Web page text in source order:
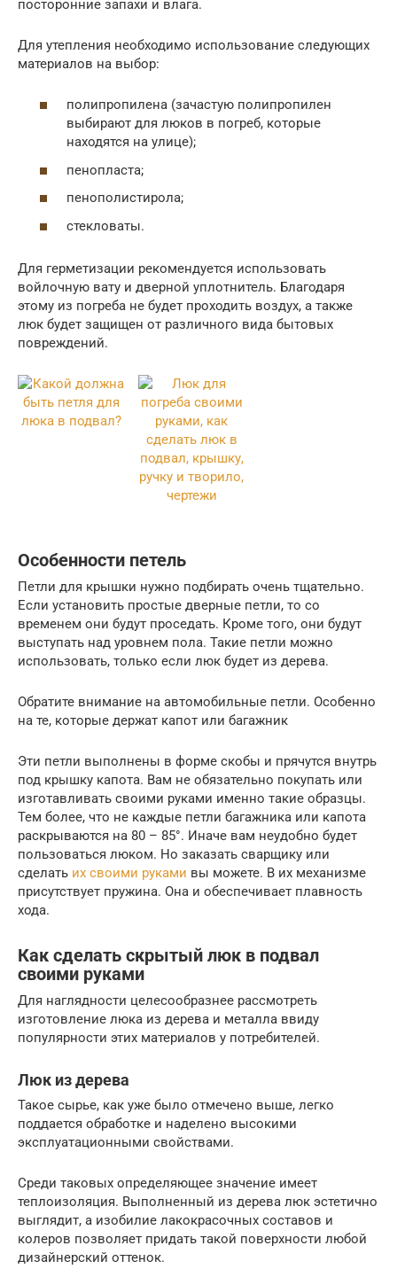
посторонние запахи и влага.
Для утепления необходимо использование следующих
материалов на выбор:
полипропилена (зачастую полипропилен
выбирают для люков в погреб, которые
находятся на улице);
пенопласта;
пенополистирола;
стекловаты.
Для герметизации рекомендуется использовать
войлочную вату и дверной уплотнитель. Благодаря
этому из погреба не будет проходить воздух, а также
люк будет защищен от различного вида бытовых
повреждений.
Особенности петель
Петли для крышки нужно подбирать очень тщательно.
Если установить простые дверные петли, то со
временем они будут проседать. Кроме того, они будут
выступать над уровнем пола. Такие петли можно
использовать, только если люк будет из дерева.
Обратите внимание на автомобильные петли. Особенно
на те, которые держат капот или багажник
Эти петли выполнены в форме скобы и прячутся внутрь
под крышку капота. Вам не обязательно покупать или
изготавливать своими руками именно такие образцы.
Тем более, что не каждые петли багажника или капота
раскрываются на 80 – 85°. Иначе вам неудобно будет
пользоваться люком. Но заказать сварщику или
сделать их своими руками вы можете. В их механизме
присутствует пружина. Она и обеспечивает плавность
хода.
Как сделать скрытый люк в подвал
своими руками
Для наглядности целесообразнее рассмотреть
изготовление люка из дерева и металла ввиду
популярности этих материалов у потребителей.
Люк из дерева
Такое сырье, как уже было отмечено выше, легко
поддается обработке и наделено высокими
эксплуатационными свойствами.
Среди таковых определяющее значение имеет
теплоизоляция. Выполненный из дерева люк эстетично
выглядит, а изобилие лакокрасочных составов и
колеров позволяет придать такой поверхности любой
дизайнерский оттенок.